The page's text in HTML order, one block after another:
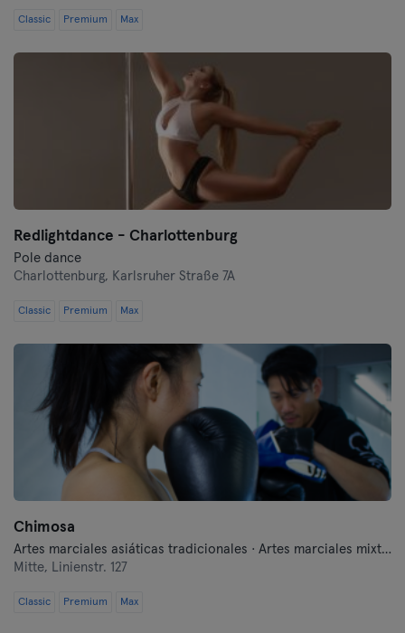
Classic Premium Max
Redlightdance - Charlottenburg
Pole dance
Charlottenburg, Karlsruher Straße 7A
Classic Premium Max
Chimosa
Artes marciales asiáticas tradicionales · Artes marciales mixtas · Autodefensa moderna · Boxeo · Fitness · Lucha libre · Qi Gong y Tai Chi
Mitte, Linienstr. 127
Classic Premium Max